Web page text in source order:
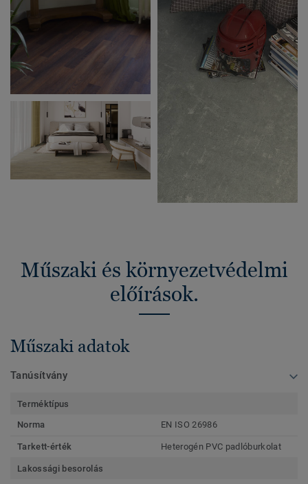
Műszaki és környezetvédelmi
előírások.
Műszaki adatok
Tanúsítvány
Terméktípus
Norma
EN ISO 26986
Tarkett-érték Heterogén PVC padlóburkolat
Lakossági besorolás